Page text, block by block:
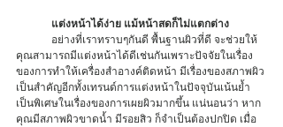
แต่งหน้าได้ง่าย แม้หน้าสดก็ไม่แตกต่าง
คุณสามารถมีแต่งหน้าได้ดีเช่นกันเพราะปัจจัยในเรื่อง
ของการทำให้เครื่องสำอางค์ติดหน้า มีเรื่องของสภาพผิว
เป็นสำคัญอีกทั้งเทรนด์การแต่งหน้าในปัจจุบันเน้นย้ำ
เป็นพิเศษในเรื่องของการเผยผิวมากขึ้น แน่นอนว่า หาก
คุณมีสภาพผิวขาดน้ำ มีรอยสิว ก็จำเป็นต้องปกปิด เมื่อ